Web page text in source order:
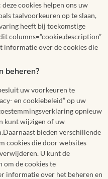
cookies helpen ons uw
taalvoorkeuren op te slaan,
heeft bij toekomstige
columns=”cookie,description”
informatie over de cookies die
beheren?
uw voorkeuren te
en cookiebeleid” op uw
opnieuw
kunt wijzigen of uw
bieden verschillende
cookies die door websites
U kunt de
om de cookies te
informatie over het beheren en